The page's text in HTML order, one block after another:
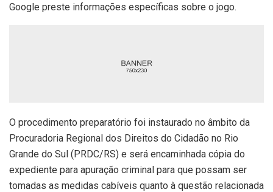
Google preste informações específicas sobre o jogo.
O procedimento preparatório foi instaurado no âmbito da
Procuradoria Regional dos Direitos do Cidadão no Rio
Grande do Sul (PRDC/RS) e será encaminhada cópia do
expediente para apuração criminal para que possam ser
tomadas as medidas cabíveis quanto à questão relacionada